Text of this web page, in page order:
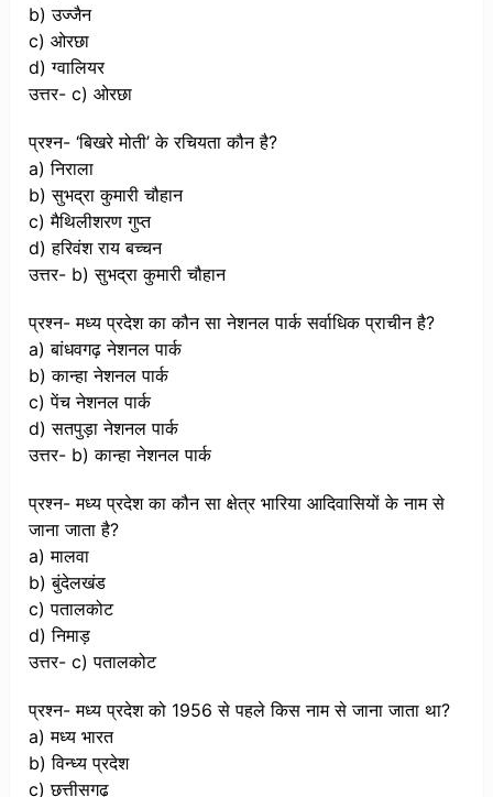
b) उज्जैन
c) ओरछा
d) ग्वालियर
उत्तर- c) ओरछा
प्रश्न- ‘बिखरे मोती’ के रचियता कौन है?
a) निराला
b) सुभद्रा कुमारी चौहान
c) मैथिलीशरण गुप्त
d) हरिवंश राय बच्चन
उत्तर- b) सुभद्रा कुमारी चौहान
प्रश्न- मध्य प्रदेश का कौन सा नेशनल पार्क सर्वाधिक प्राचीन है?
a) बांधवगढ़ नेशनल पार्क
b) कान्हा नेशनल पार्क
c) पेंच नेशनल पार्क
d) सतपुड़ा नेशनल पार्क
उत्तर- b) कान्हा नेशनल पार्क
प्रश्न- मध्य प्रदेश का कौन सा क्षेत्र भारिया आदिवासियों के नाम से
जाना जाता है?
a) मालवा
b) बुंदेलखंड
c) पतालकोट
d) निमाड़
उत्तर- c) पतालकोट
प्रश्न- मध्य प्रदेश को 1956 से पहले किस नाम से जाना जाता था?
a) मध्य भारत
b) विन्ध्य प्रदेश
c) छत्तीसगढ़